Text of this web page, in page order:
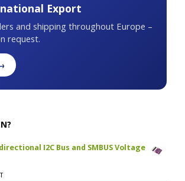
Export
and shipping throughout Europe –
request.
I2C Bus and SMBUS Voltage